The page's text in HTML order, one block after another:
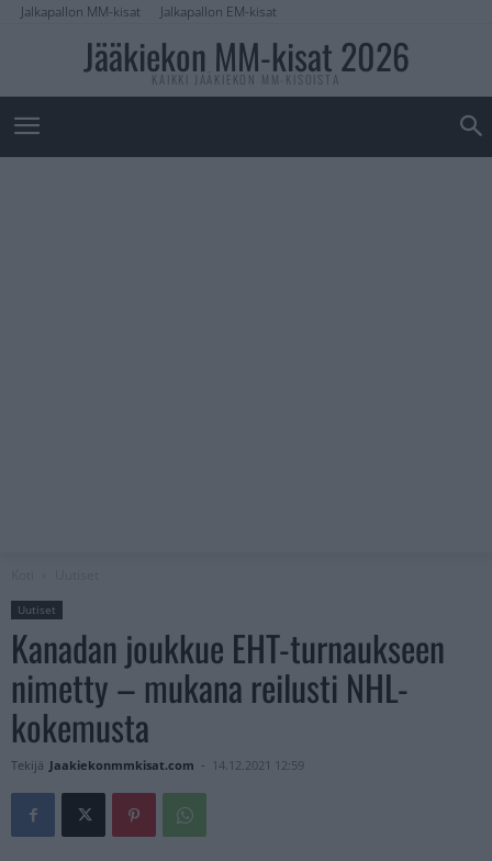
Jalkapallon MM-kisat Jalkapallon EM-kisat
Jääkiekon MM-kisat 2026
KAIKKI JÄÄKIEKON MM-KISOISTA
Uutiset
Kanadan joukkue EHT-turnaukseen
nimetty – mukana reilusti NHL-
kokemusta
Tekijä Jaakiekonmmkisat.com - 14.12.2021 12:59